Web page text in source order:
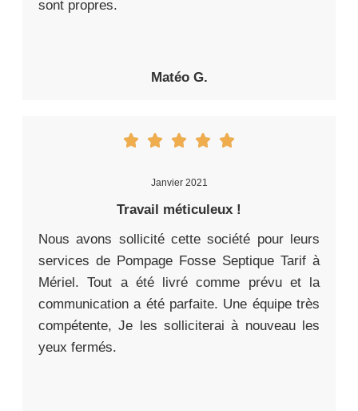
sont propres.
Matéo G.
Janvier 2021
Travail méticuleux !
Nous avons sollicité cette société pour leurs
services de Pompage Fosse Septique Tarif à
Mériel. Tout a été livré comme prévu et la
communication a été parfaite. Une équipe très
compétente, Je les solliciterai à nouveau les
yeux fermés.